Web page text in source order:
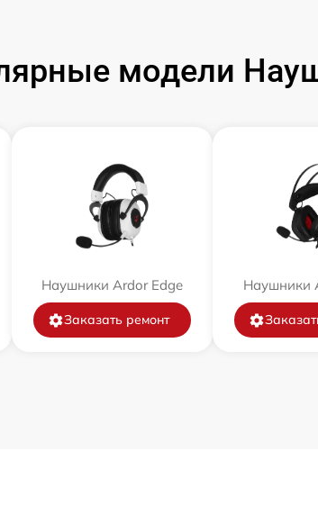
модели
Наушники Ardor Edge
Заказать ремонт
Наушники